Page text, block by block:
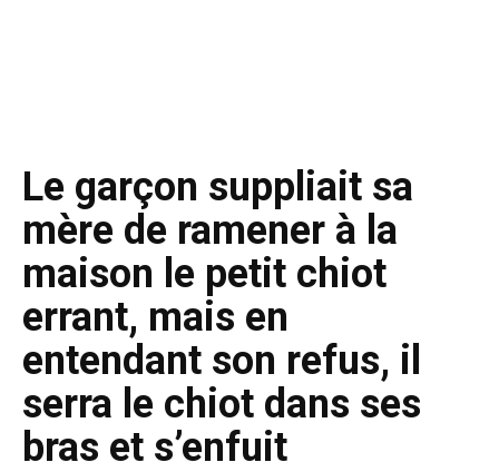
Le garçon suppliait sa
mère de ramener à la
maison le petit chiot
errant, mais en
entendant son refus, il
serra le chiot dans ses
bras et s’enfuit